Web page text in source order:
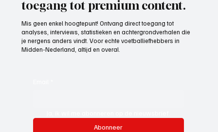
toegang tot premium content.
Mis geen enkel hoogtepunt! Ontvang direct toegang tot
analyses, interviews, statistieken en achtergrondverhalen die
je nergens anders vindt. Voor echte voetballiefhebbers in
Midden-Nederland, altijd en overal.
Abonneer